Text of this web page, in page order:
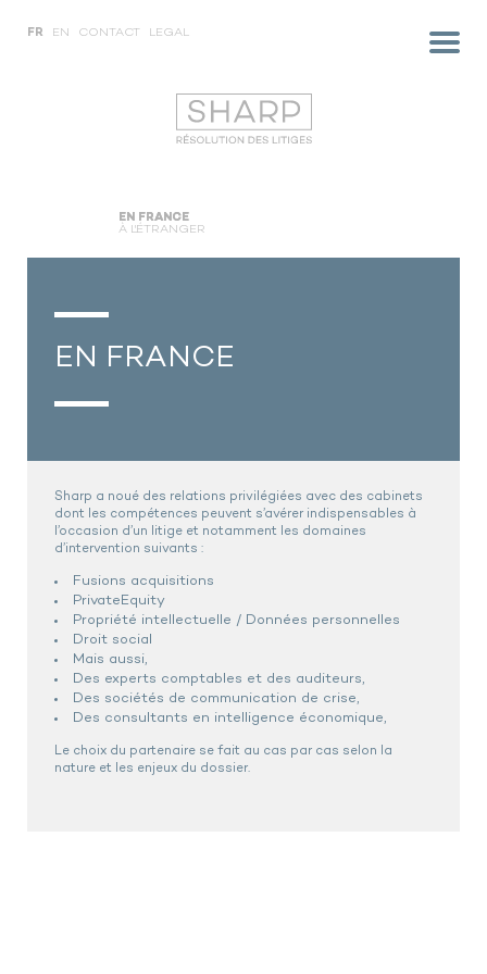
FR EN CONTACT LEGAL
EN FRANCE
À L'ÉTRANGER
EN FRANCE
Sharp a noué des relations privilégiées avec des cabinets
dont les compétences peuvent s’avérer indispensables à
l’occasion d’un litige et notamment les domaines
d’intervention suivants :
Fusions acquisitions
PrivateEquity
Propriété intellectuelle / Données personnelles
Droit social
Mais aussi,
Des experts comptables et des auditeurs,
Des sociétés de communication de crise,
Des consultants en intelligence économique,
Le choix du partenaire se fait au cas par cas selon la
nature et les enjeux du dossier.